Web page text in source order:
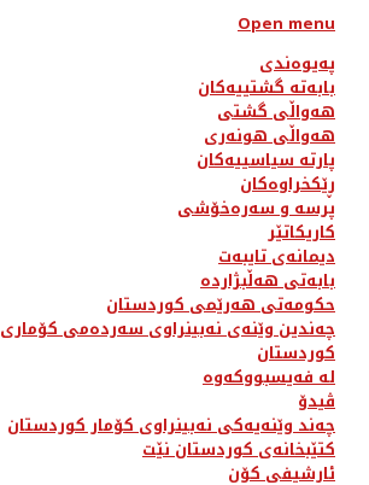
Open menu
پەیوەندی
بابەتە گشتییەکان
هەواڵی گشتی
هەواڵی هونەری
پارتە سیاسییەکان
ڕێکخراوەکان
پرسە و سەرەخۆشی
کاریکاتێر
دیمانەی تایبەت
بابەتی هەڵبژاردە
حکومەتی هەرێمی کوردستان
چەندین وێنەی نەبینراوی سەردەمی کۆماری
کوردستان
لە فەیسبووکەوە
ڤیدۆ
چەند وێنەیەکی نەبینراوی کۆمار کوردستان
کتێبخانەی کوردستان نێت
ئارشیفی کۆن